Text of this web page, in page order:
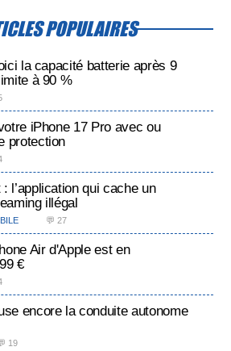
POPULAIRES
la capacité batterie après 9
à 90 %
iPhone 17 Pro avec ou
protection
l’application qui cache un
illégal
💬 27
Air d'Apple est en
€
encore la conduite autonome
19